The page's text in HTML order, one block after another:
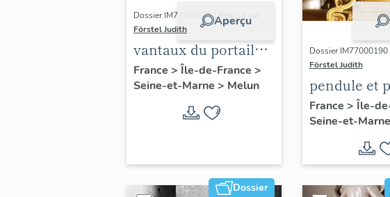
Aperçu
Dossier IM77000075 | Réalisé par
Förstel Judith
vantaux du portail
central
France > Île-de-France >
Seine-et-Marne > Melun
Dossier IM77000190
Förstel Judith
pendule et
chandeliers
France > Île-
Seine-et-Marne
Dossier